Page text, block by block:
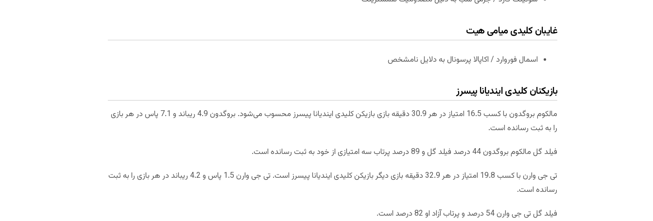
غایبان کلیدی میامی هیت
اسمال فوروارد / اکاپالا پرسونال به دلایل نامشخص
بازیکنان کلیدی ایندیانا پیسرز
مالکوم بروگدون با کسب 16.5 امتیاز در هر 30.9 دقیقه بازی بازیکن کلیدی ایندیانا پیسرز محسوب می‌شود. بروگدون 4.9 ریباند و 7.1 پاس در هر بازی
را به ثبت رسانده است.
فیلد گل مالکوم بروگدون 44 درصد فیلد گل و 89 درصد پرتاب سه امتیازی از خود به ثبت رسانده است.
تی جی وارن با کسب 19.8 امتیاز در هر 32.9 دقیقه بازی دیگر بازیکن کلیدی ایندیانا پیسرز است. تی جی وارن 1.5 پاس و 4.2 ریباند در هر بازی را به ثبت
رسانده است.
فیلد گل تی جی وارن 54 درصد و پرتاب آزاد او 82 درصد است.